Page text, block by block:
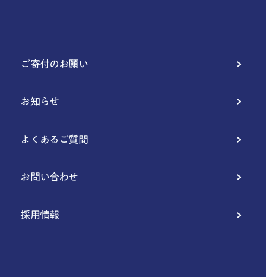
ご寄付のお願い
お知らせ
よくあるご質問
お問い合わせ
採用情報